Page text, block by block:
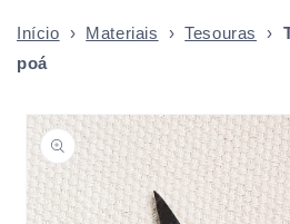
Início › Materiais › Tesouras ›
poá
as
informações
do produto